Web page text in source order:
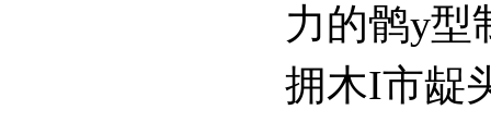
力的鹘y型
拥木I市龊